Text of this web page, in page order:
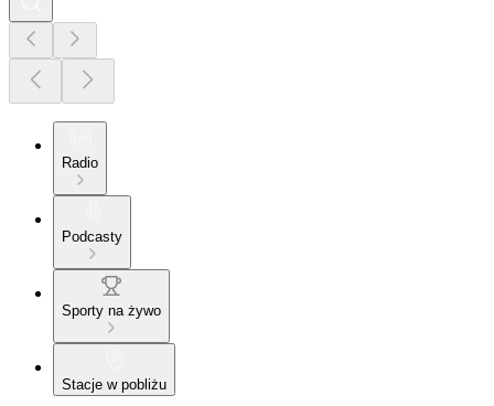
Radio
Podcasty
Sporty na żywo
Stacje w pobliżu